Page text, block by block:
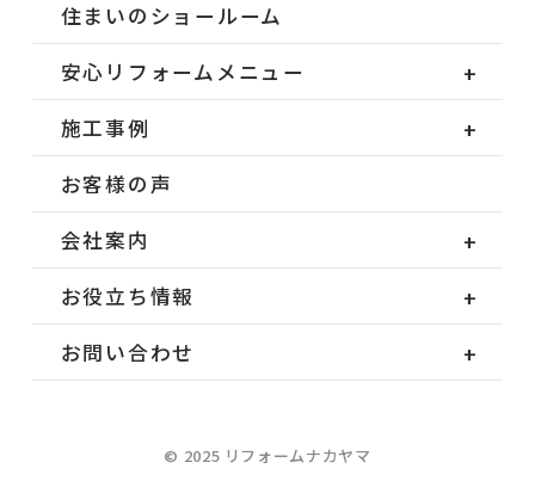
住まいのショールーム
安心リフォームメニュー
施工事例
お客様の声
会社案内
お役立ち情報
お問い合わせ
© 2025 リフォームナカヤマ